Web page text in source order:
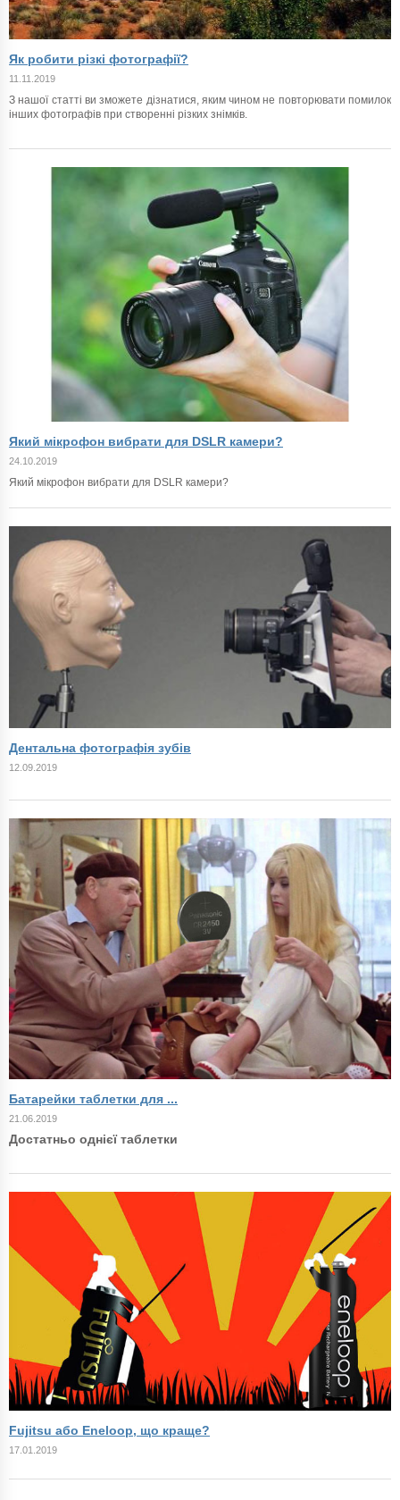
Як робити різкі фотографії?
11.11.2019
З нашої статті ви зможете дізнатися, яким чином не повторювати помилок
інших фотографів при створенні різких знімків.
Який мікрофон вибрати для DSLR камери?
24.10.2019
Який мікрофон вибрати для DSLR камери?
Дентальна фотографія зубів
12.09.2019
Батарейки таблетки для ...
21.06.2019
Достатньо однієї таблетки
Fujitsu або Eneloop, що краще?
17.01.2019